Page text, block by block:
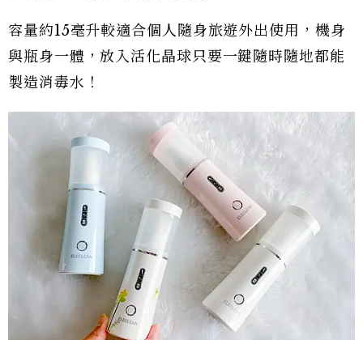
容量約15毫升較適合個人隨身旅遊外出使用，機身
與瓶身一體，放入活化晶球只要一鍵隨時隨地都能
製造消毒水！